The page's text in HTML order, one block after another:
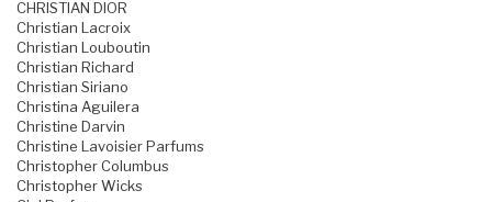
CHRISTIAN DIOR
Christian Lacroix
Christian Louboutin
Christian Richard
Christian Siriano
Christina Aguilera
Christine Darvin
Christine Lavoisier Parfums
Christopher Columbus
Christopher Wicks